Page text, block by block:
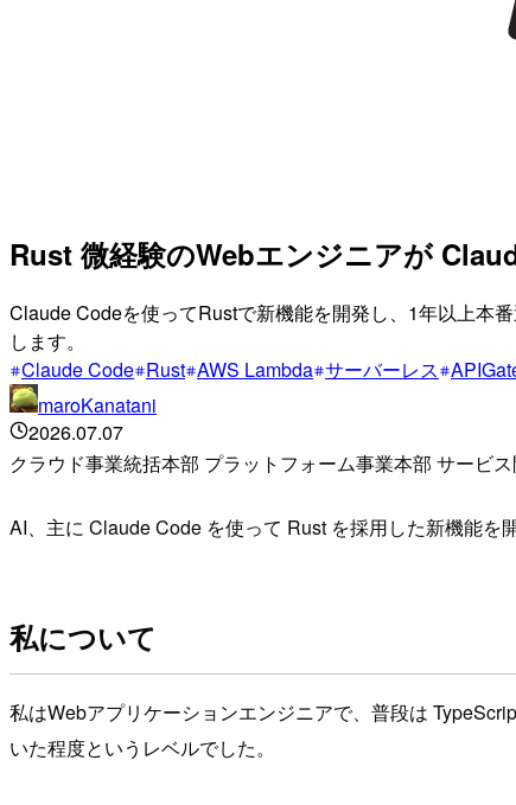
Rust 微経験のWebエンジニアが
Claude Codeを使ってRustで新機能を開発し、1年以上本
します。
Claude Code Rust AWS Lambda サーバーレス
maroKanatani
2026.07.07
クラウド事業統括本部 プラットフォーム事業本部 サービス
AI、主に Claude Code を使って Rust を採用した新機能を
私について
私はWebアプリケーションエンジニアで、普段は
いた程度というレベルでした。